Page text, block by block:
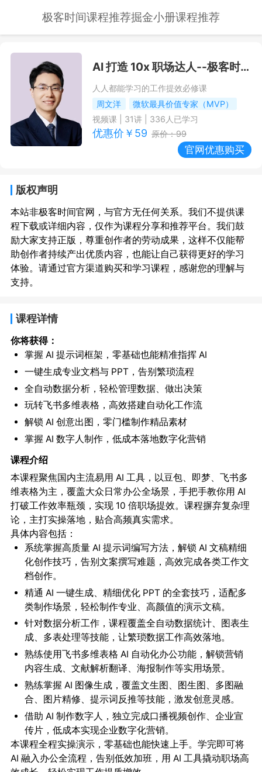
极客时间课程推荐掘金小册课程推荐
AI 打造 10x 职场达人--极客时间课程推荐/优惠
人人都能学习的工作提效必修课
周文洋
微软最具价值专家（MVP）
视频课| 31讲 | 336 人已学习
优惠价￥ 59 原价：99
官网优惠购买
版权声明
本站非极客时间官网，与官方无任何关系。我们不提供课
程下载或详细内容，仅作为课程分享和推荐平台。我们鼓
励大家支持正版，尊重创作者的劳动成果，这样不仅能帮
助创作者持续产出优质内容，也能让自己获得更好的学习
体验。请通过官方渠道购买和学习课程，感谢您的理解与
支持。
课程详情
你将获得：
掌握 AI 提示词框架，零基础也能精准指挥 AI
一键生成专业文档与 PPT，告别繁琐流程
全自动数据分析，轻松管理数据、做出决策
玩转飞书多维表格，高效搭建自动化工作流
解锁 AI 创意出图，零门槛制作精品素材
掌握 AI 数字人制作，低成本落地数字化营销
课程介绍
本课程聚焦国内主流易用 AI 工具，以豆包、即梦、飞书多
维表格为主，覆盖大众日常办公全场景，手把手教你用 AI
打破工作效率瓶颈，实现 10 倍职场提效。课程摒弃复杂理
论，主打实操落地，贴合高频真实需求。
具体内容包括：
系统掌握高质量 AI 提示词编写方法，解锁 AI 文稿精细
化创作技巧，告别文案撰写难题，高效完成各类工作文
档创作。
精通 AI 一键生成、精细优化 PPT 的全套技巧，适配多
类制作场景，轻松制作专业、高颜值的演示文稿。
针对数据分析工作，课程覆盖全自动数据统计、图表生
成、多表处理等技能，让繁琐数据工作高效落地。
熟练使用飞书多维表格 AI 自动化办公功能，解锁营销
内容生成、文献解析翻译、海报制作等实用场景。
熟练掌握 AI 图像生成，覆盖文生图、图生图、多图融
合、图片精修、提示词反推等技能，激发创意灵感。
借助 AI 制作数字人，独立完成口播视频创作、企业宣
传片，低成本实现企业数字化营销。
本课程全程实操演示，零基础也能快速上手。学完即可将
AI 融入办公全流程，告别低效加班，用 AI 工具撬动职场高